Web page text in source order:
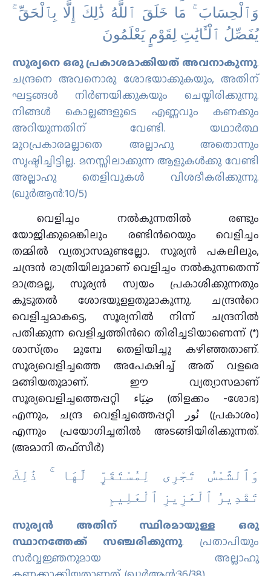
وَٱلْحِسَابَ ۚ مَا خَلَقَ ٱللَّهُ ذَٰلِكَ إِلَّا بِٱلْحَقِّ ۚ
يُفَصِّلُ ٱلْـَٔايَٰتِ لِقَوْمٍ يَعْلَمُونَ ‎
സൂര്യനെ ഒരു പ്രകാശമാക്കിയത് അവനാകുന്നു.
ചന്ദ്രനെ അവനൊരു ശോഭയാക്കുകയും, അതിന്
ഘട്ടങ്ങള്‍ നിര്‍ണയിക്കുകയും ചെയ്തിരിക്കുന്നു.
നിങ്ങള്‍ കൊല്ലങ്ങളുടെ എണ്ണവും കണക്കും
അറിയുന്നതിന് വേണ്ടി. യഥാര്‍ത്ഥ
മുറപ്രകാരമല്ലാതെ അല്ലാഹു അതൊന്നും
സൃഷ്ടിച്ചിട്ടില്ല. മനസ്സിലാക്കുന്ന ആളുകള്‍ക്കു വേണ്ടി
അല്ലാഹു തെളിവുകള്‍ വിശദീകരിക്കുന്നു.
(ഖുര്‍ആന്‍:10/5)
വെളിച്ചം നല്‍കുന്നതില്‍ രണ്ടും
യോജിക്കുമെങ്കിലും രണ്ടിന്‍റെയും വെളിച്ചം
തമ്മില്‍ വ്യത്യാസമുണ്ടല്ലോ. സൂര്യന്‍ പകലിലും,
ചന്ദ്രന്‍ രാത്രിയിലുമാണ്‌ വെളിച്ചം നല്‍കുന്നതെന്ന്‌
മാത്രമല്ല, സൂര്യന്‍ സ്വയം പ്രകാശിക്കുന്നതും
കൂടുതല്‍ ശോഭയുളളതുമാകുന്നു. ചന്ദ്രന്‍റെ
വെളിച്ചമാകട്ടെ, സൂര്യനില്‍ നിന്ന്‌ ചന്ദ്രനില്‍
പതിക്കുന്ന വെളിച്ചത്തിന്‍റെ തിരിച്ചടിയാണെന്ന്‌ (*)
ശാസ്‌ത്രം മുമ്പേ തെളിയിച്ചു കഴിഞ്ഞതാണ്‌.
സൂര്യവെളിച്ചത്തെ അപേക്ഷിച്ച്‌ അത്‌ വളരെ
മങ്ങിയതുമാണ്‌. ഈ വ്യത്യാസമാണ്‌
സൂര്യവെളിച്ചത്തെപ്പറ്റി ضِيَاء (തിളക്കം -ശോഭ)
എന്നും, ചന്ദ്ര വെളിച്ചത്തെപ്പറ്റി نُور (പ്രകാശം)
എന്നും പ്രയോഗിച്ചതില്‍ അടങ്ങിയിരിക്കുന്നത്‌.
(അമാനി തഫ്സീര്‍)
وَٱلشَّمْسُ تَجْرِى لِمُسْتَقَرٍّ لَّهَا ۚ ذَٰلِكَ
تَقْدِيرُ ٱلْعَزِيزِ ٱلْعَلِيمِ
സൂര്യന്‍ അതിന് സ്ഥിരമായുള്ള ഒരു
സ്ഥാനത്തേക്ക് സഞ്ചരിക്കുന്നു. പ്രതാപിയും
സര്‍വ്വജ്ഞനുമായ അല്ലാഹു